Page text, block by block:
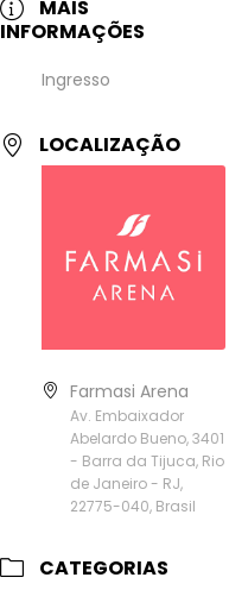
MAIS
INFORMAÇÕES
Ingresso
LOCALIZAÇÃO
Farmasi Arena
Av. Embaixador
Abelardo Bueno, 3401
- Barra da Tijuca, Rio
de Janeiro - RJ,
22775-040, Brasil
CATEGORIAS